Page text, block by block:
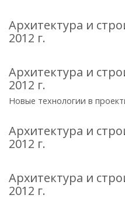
Архитектура и
2012 г.
Архитектура и
2012 г.
Новые технологии в
Архитектура и
2012 г.
Архитектура и
2012 г.